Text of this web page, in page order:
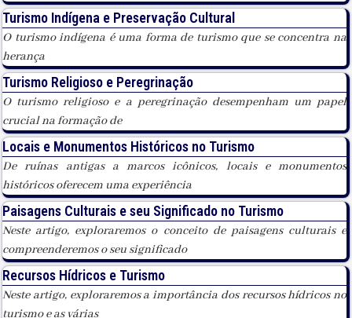
Turismo Indígena e Preservação Cultural
O turismo indígena é uma forma de turismo que se concentra na
herança
Turismo Religioso e Peregrinação
O turismo religioso e a peregrinação desempenham um papel
crucial na formação de
Locais e Monumentos Históricos no Turismo
De ruínas antigas a marcos icônicos, locais e monumentos
históricos oferecem uma experiência
Paisagens Culturais e seu Significado no Turismo
Neste artigo, exploraremos o conceito de paisagens culturais e
compreenderemos o seu significado
Recursos Hídricos e Turismo
Neste artigo, exploraremos a importância dos recursos hídricos no
turismo e as várias